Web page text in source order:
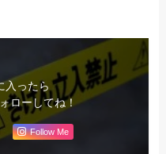
入ったら
ローしてね！
Follow Me